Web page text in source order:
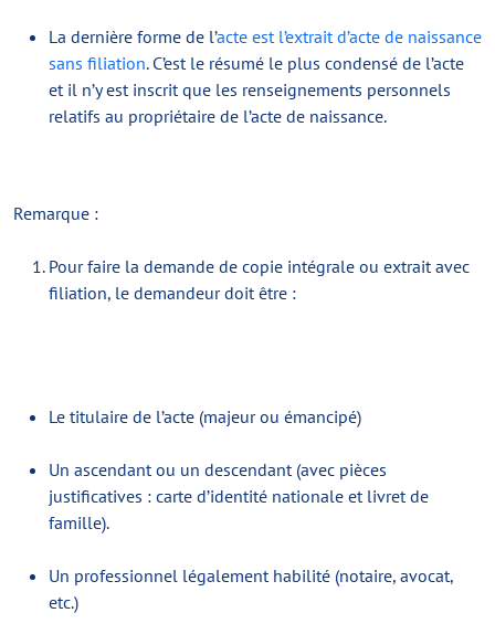
La dernière forme de l’acte est l’extrait d’acte de naissance
sans filiation. C’est le résumé le plus condensé de l’acte
et il n’y est inscrit que les renseignements personnels
relatifs au propriétaire de l’acte de naissance.
Remarque :
Pour faire la demande de copie intégrale ou extrait avec
filiation, le demandeur doit être :
Le titulaire de l’acte (majeur ou émancipé)
Un ascendant ou un descendant (avec pièces
justificatives : carte d’identité nationale et livret de
famille).
Un professionnel légalement habilité (notaire, avocat,
etc.)